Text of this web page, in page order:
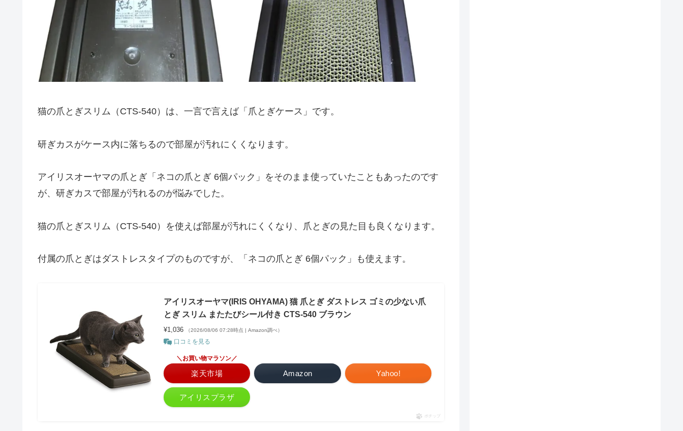
猫の爪とぎスリム（CTS-540）は、一言で言えば「爪とぎケース」です。
研ぎカスがケース内に落ちるので部屋が汚れにくくなります。
アイリスオーヤマの爪とぎ「ネコの爪とぎ 6個パック」をそのまま使っていたこともあったのです
が、研ぎカスで部屋が汚れるのが悩みでした。
猫の爪とぎスリム（CTS-540）を使えば部屋が汚れにくくなり、爪とぎの見た目も良くなります。
付属の爪とぎはダストレスタイプのものですが、「ネコの爪とぎ 6個パック」も使えます。
アイリスオーヤマ(IRIS OHYAMA) 猫 爪とぎ ダストレス ゴミの少ない爪
とぎ スリム またたびシール付き CTS-540 ブラウン
¥1,036 （2026/08/06 07:28時点 | Amazon調べ）
口コミを見る
Amazon
＼お買い物マラソン／
楽天市場 Yahoo!
アイリスプラザ
ポチップ